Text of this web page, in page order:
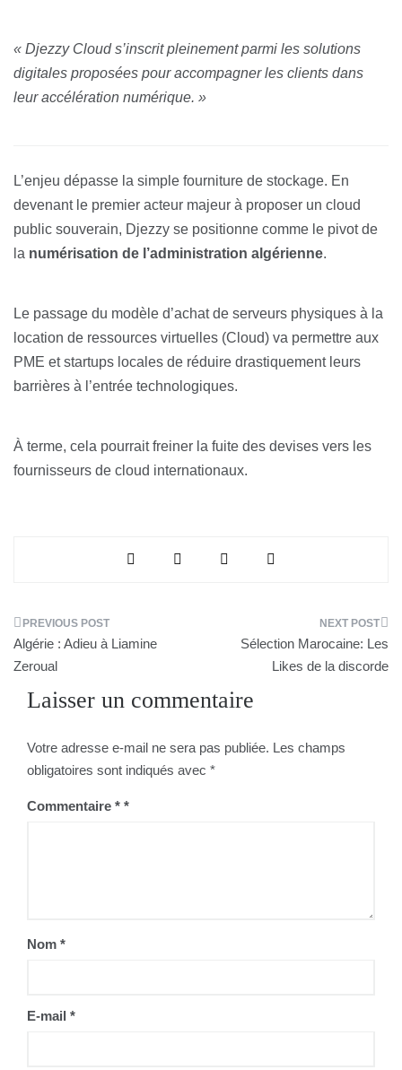
« Djezzy Cloud s’inscrit pleinement parmi les solutions
digitales proposées pour accompagner les clients dans
leur accélération numérique. »
L’enjeu dépasse la simple fourniture de stockage. En
devenant le premier acteur majeur à proposer un cloud
public souverain, Djezzy se positionne comme le pivot de
la numérisation de l’administration algérienne.
Le passage du modèle d’achat de serveurs physiques à la
location de ressources virtuelles (Cloud) va permettre aux
PME et startups locales de réduire drastiquement leurs
barrières à l’entrée technologiques.
À terme, cela pourrait freiner la fuite des devises vers les
fournisseurs de cloud internationaux.
Navigation
de
l’article
Algérie : Adieu à Liamine
Zeroual
Sélection Marocaine: Les
Likes de la discorde
Laisser un commentaire
Votre adresse e-mail ne sera pas publiée. Les champs
obligatoires sont indiqués avec *
Commentaire *
Nom *
E-mail *